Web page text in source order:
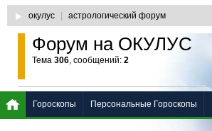
окулус астрологический форум
Форум на ОКУЛУС
Тема 306, сообщений: 2
Гороскопы Персональные Гороскопы